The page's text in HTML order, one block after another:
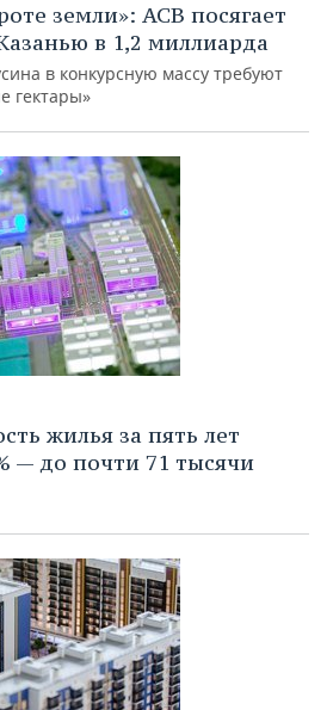
земли»: АСВ посягает
в 1,2 миллиарда
в конкурсную массу требуют
гектары»
жилья за пять лет
— до почти 71 тысячи